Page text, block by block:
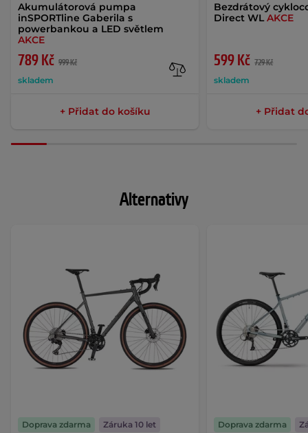
Akumulátorová pumpa
inSPORTline Gaberila s
powerbankou a LED světlem
AKCE
789 Kč 999 Kč
skladem
+ Přidat do košíku
Bezdrátový
Direct WLAKCE
599 Kč 729 Kč
skladem
+ Přidat
Alternativy
Doprava zdarma
Záruka 10 let
Doprava zdarma